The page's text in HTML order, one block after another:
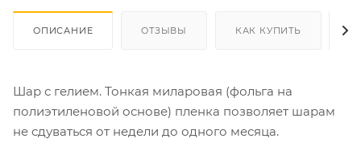
ОПИСАНИЕ ОТЗЫВЫ КАК КУПИТЬ
Шар с гелием. Тонкая миларовая (фольга на
полиэтиленовой основе) пленка позволяет шарам
не сдуваться от недели до одного месяца.